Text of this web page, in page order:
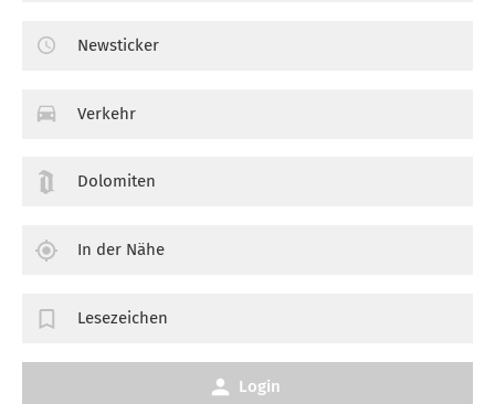
Newsticker
Verkehr
Dolomiten
In der Nähe
Lesezeichen
Login